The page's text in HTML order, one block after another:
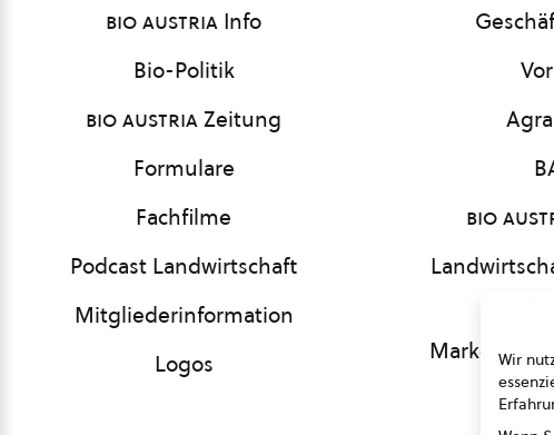
bio austria Info
Bio-Politik
bio austriaZeitung
Formulare
Fachfilme
Podcast Landwirtschaft
Mitgliederinformation
Logos
bio
Marketing
Wir